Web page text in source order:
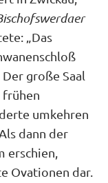
„Das
große Saal
frühen
umkehren
dann der
Ovationen dar.